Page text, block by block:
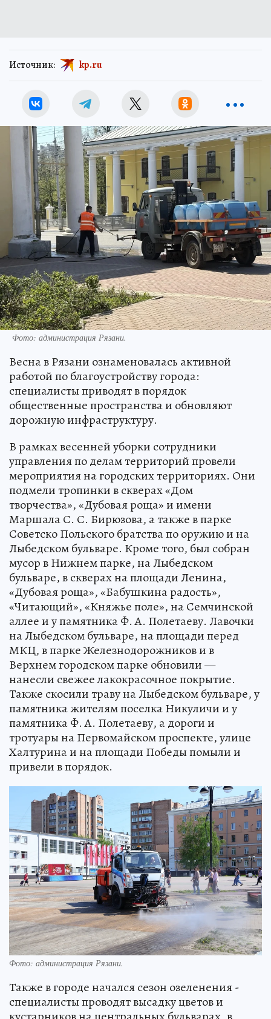
Источник: kp.ru
Фото: администрация Рязани.
Весна в Рязани ознаменовалась активной
работой по благоустройству города:
специалисты приводят в порядок
общественные пространства и обновляют
дорожную инфраструктуру.
В рамках весенней уборки сотрудники
управления по делам территорий провели
мероприятия на городских территориях. Они
подмели тропинки в скверах «Дом
творчества», «Дубовая роща» и имени
Маршала С. С. Бирюзова, а также в парке
Советско Польского братства по оружию и на
Лыбедском бульваре. Кроме того, был собран
мусор в Нижнем парке, на Лыбедском
бульваре, в скверах на площади Ленина,
«Дубовая роща», «Бабушкина радость»,
«Читающий», «Княжье поле», на Семчинской
аллее и у памятника Ф. А. Полетаеву. Лавочки
на Лыбедском бульваре, на площади перед
МКЦ, в парке Железнодорожников и в
Верхнем городском парке обновили —
нанесли свежее лакокрасочное покрытие.
Также скосили траву на Лыбедском бульваре, у
памятника жителям поселка Никуличи и у
памятника Ф. А. Полетаеву, а дороги и
тротуары на Первомайском проспекте, улице
Халтурина и на площади Победы помыли и
привели в порядок.
Фото: администрация Рязани.
Также в городе начался сезон озеленения -
специалисты проводят высадку цветов и